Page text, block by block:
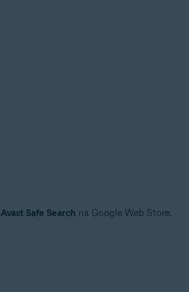
Avast Safe Search na Google Web Store.